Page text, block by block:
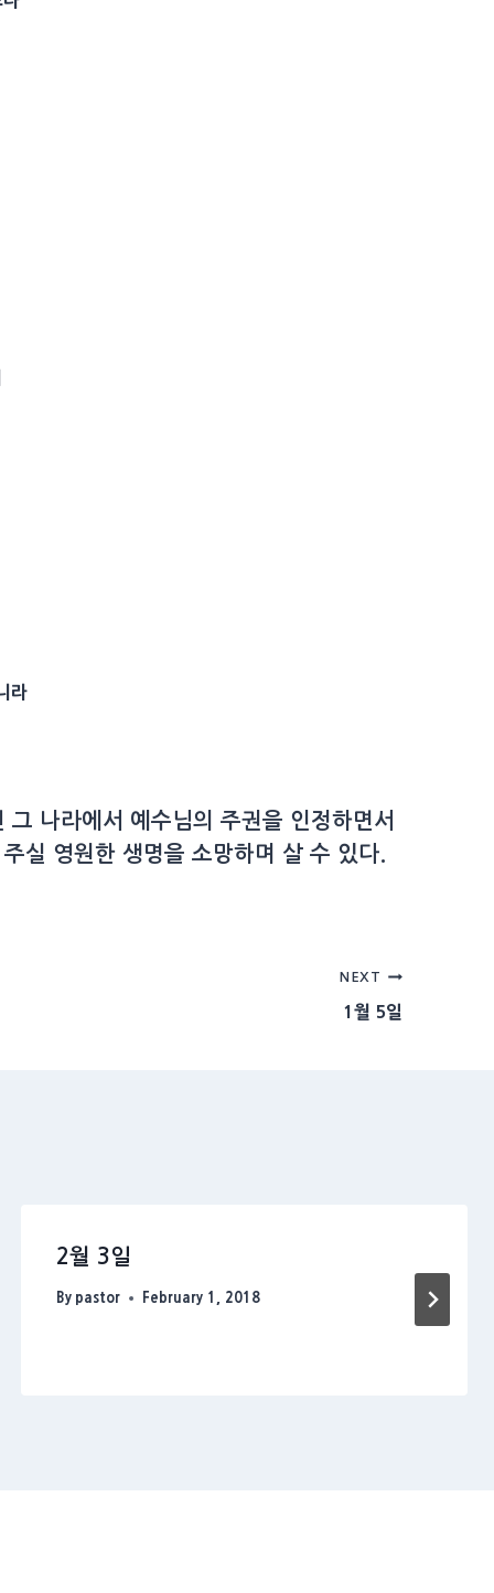
라
나라에서 예수님의 주권을 인정하면서
실 영원한 생명을 소망하며 살 수 있다.
NEXT
1월 5일
2월 3일
By pastor February 1, 2018